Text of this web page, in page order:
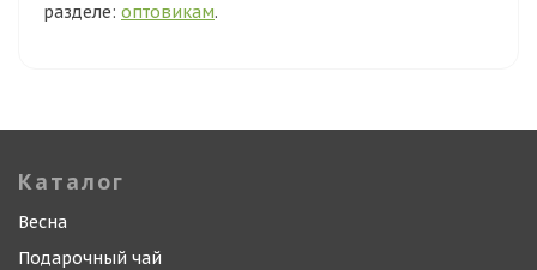
разделе: оптовикам.
Каталог
Весна
Подарочный чай